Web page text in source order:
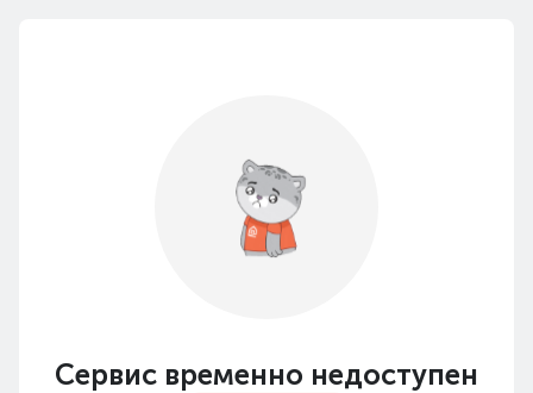
Сервис временно недоступен